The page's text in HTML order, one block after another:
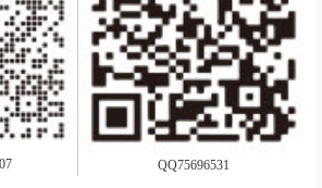
QQ75696531